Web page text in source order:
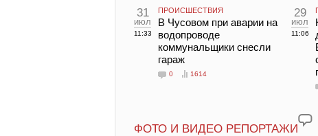
31
июл
11:33
ПРОИСШЕСТВИЯ
В Чусовом при аварии на
водопроводе
коммунальщики снесли
гараж
0 1614
29
июл
11:06
ФОТО И ВИДЕО РЕПОРТАЖИ